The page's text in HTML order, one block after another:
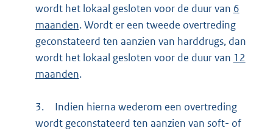
wordt het lokaal gesloten voor de duur van 6
maanden. Wordt er een tweede overtreding
geconstateerd ten aanzien van harddrugs, dan
wordt het lokaal gesloten voor de duur van 12
maanden.
3.
Indien hierna wederom een overtreding
wordt geconstateerd ten aanzien van soft- of